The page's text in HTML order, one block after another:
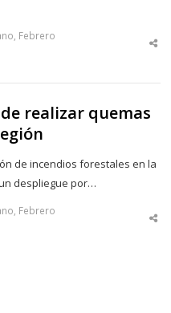
Febrero
realizar quemas
de incendios forestales en la
despliegue por…
Febrero